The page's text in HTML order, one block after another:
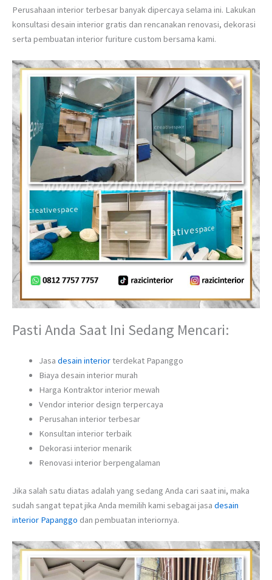
Perusahaan interior terbesar banyak dipercaya selama ini. Lakukan
konsultasi desain interior gratis dan rencanakan renovasi, dekorasi
serta pembuatan interior furiture custom bersama kami.
Pasti Anda Saat Ini Sedang Mencari:
Jasa desain interiorterdekat Papanggo
Biaya desain interior murah
Harga Kontraktor interior mewah
Vendor interior design terpercaya
Perusahan interior terbesar
Konsultan interior terbaik
Dekorasi interior menarik
Renovasi interior berpengalaman
Jika salah satu diatas adalah yang sedang Anda cari saat ini, maka
sudah sangat tepat jika Anda memilih kami sebagai jasa desain
interior Papanggo dan pembuatan interiornya.